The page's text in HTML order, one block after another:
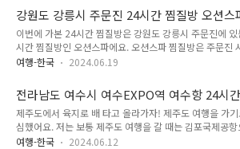
네?" 까맣게 있고 잊었다.포항에서 보낸 엽서 우체통에 꽂
던 엽서는 바로 작..
후, 김포-제주 비행기표 가격을 봤어요. 김포-제주 비행기
이 하나도 안 저렴했어요. 김포-제주 노선은 저렴할 때는 진
벌하게 저렴해요. 시간대가 안 좋은 시간대이기는 하지만
대에 나올 때도 있어요. 작정하고 2만원대 비행기 타면 경
전라도 여행 가는 것보다 교통비가 훨씬 적게 들어요. 아니,
저렴한 비행기표가 없으면 애매해지고, 관광객이 몰릴 때
기표 가격이 비싸요. ..
강원도 강릉시 주문진 24시간 찜질방 오션스
양양군 남부 및 강릉시 북부 찜질방
이번에 가본 24시간 찜질방은 강원도 강릉시 주문진에
시간 찜질방인 오션스파에요. 오션스파 찜질방은 주문진
스 종합 터미널에서 남쪽 강원도립대학교 방향으로 걸어가
행 갈 생각이 없었어요. 여름철에는 여행을 어지간하면 안
계절 중 여름을 가장 좋아하지만 여름철에 여행은 안 가려
요. 이유는 저는 대체로 뚜벅이 여행으로 다니는데 여름철
땀이 너무 많이 나기 때문이에요. 더운 건 문제가 안 되요.
자체는 남들 보다 훨씬 덜 타는 편이에요. 남들보다 더위에
여행-한국 2024.06.19
전라남도 여수시 여수EXPO역 여수항 24시
질방 수향사우나 24시찜질방
제주도에서 육지로 배 타고 올라가자! 제주도 여행을 가
심했어요. 저는 보통 제주도 여행을 갈 때는 김포국제공항
가서 비행기를 타고 제주도로 가요. 김포-제주 항공권은 시
여행-한국 2024.06.12